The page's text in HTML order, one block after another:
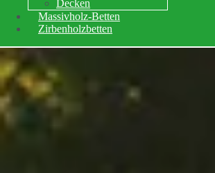
Decken
Massivholz-Betten
Zirbenholzbetten